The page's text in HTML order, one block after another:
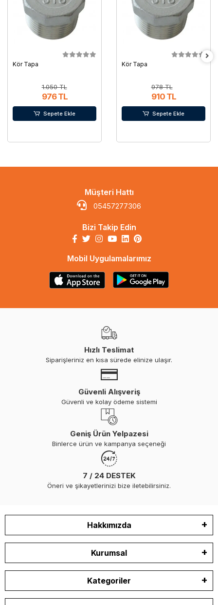
Kör Tapa
1.050 TL
976 TL
Sepete Ekle
Kör Tapa
978 TL
910 TL
Sepete Ekle
Müşteri Hattı
05457277306
Bizi Takip Edin
Mobil Uygulamalarımız
Hızlı Teslimat
Siparişleriniz en kısa sürede elinize ulaşır.
Güvenli Alışveriş
Güvenli ve kolay ödeme sistemi
Geniş Ürün Yelpazesi
Binlerce ürün ve kampanya seçeneği
7 / 24 DESTEK
Öneri ve şikayetlerinizi bize iletebilirsiniz.
Hakkımızda
Kurumsal
Kategoriler